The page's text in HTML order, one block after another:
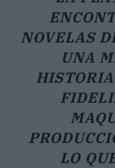
NOVELAS
UNA
LO